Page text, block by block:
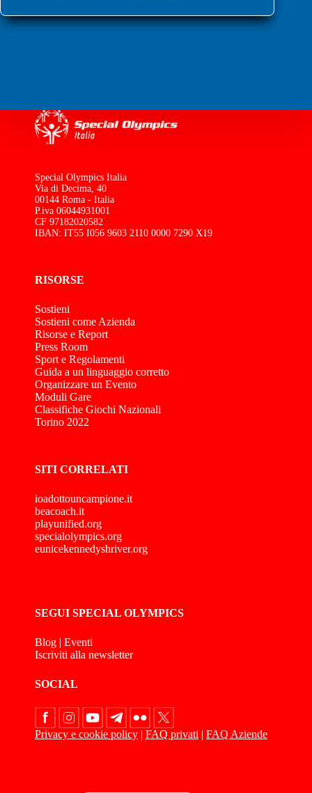
Special Olympics Italia
Via di Decima, 40
00144 Roma - Italia
P.iva 06044931001
CF 97182020582
IBAN: IT55 I056 9603 2110 0000 7290 X19
RISORSE
Sostieni
Sostieni come Azienda
Risorse e Report
Press Room
Sport e Regolamenti
Guida a un linguaggio corretto
Organizzare un Evento
Moduli Gare
Classifiche Giochi Nazionali
Torino 2022
SITI CORRELATI
ioadottouncampione.it
beacoach.it
playunified.org
specialolympics.org
eunicekennedyshriver.org
SEGUI SPECIAL OLYMPICS
Blog | Eventi
Iscriviti alla newsletter
SOCIAL
Privacy e cookie policy | FAQ privati | FAQ Aziende